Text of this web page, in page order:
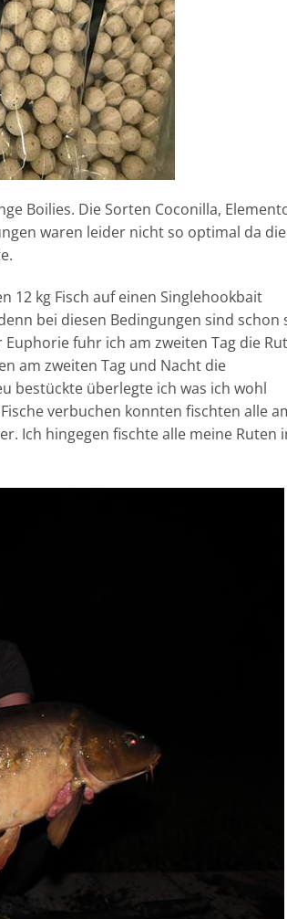
Boilies. Die Sorten Coconilla,
waren leider nicht so optimal da die
12 kg Fisch auf einen Singlehookbait
bei diesen Bedingungen sind schon
fuhr ich am zweiten Tag die
am zweiten Tag und Nacht die
bestückte überlegte ich was ich wohl
verbuchen konnten fischten alle
Ich hingegen fischte alle meine Ruten